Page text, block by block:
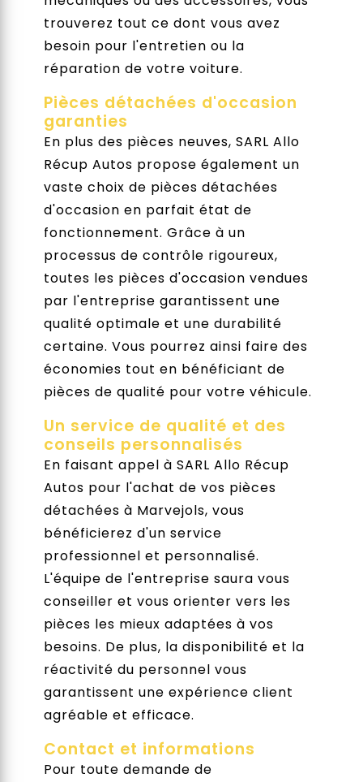
trouverez tout ce dont vous avez
besoin pour l'entretien ou la
réparation de votre voiture.
Pièces détachées d'occasion
garanties
En plus des pièces neuves, SARL Allo
Récup Autos propose également un
vaste choix de pièces détachées
d'occasion en parfait état de
fonctionnement. Grâce à un
processus de contrôle rigoureux,
toutes les pièces d'occasion vendues
par l'entreprise garantissent une
qualité optimale et une durabilité
certaine. Vous pourrez ainsi faire des
économies tout en bénéficiant de
pièces de qualité pour votre véhicule.
Un service de qualité et des
conseils personnalisés
En faisant appel à SARL Allo Récup
Autos pour l'achat de vos pièces
détachées à Marvejols, vous
bénéficierez d'un service
professionnel et personnalisé.
L'équipe de l'entreprise saura vous
conseiller et vous orienter vers les
pièces les mieux adaptées à vos
besoins. De plus, la disponibilité et la
réactivité du personnel vous
garantissent une expérience client
agréable et efficace.
Contact et informations
Pour toute demande de